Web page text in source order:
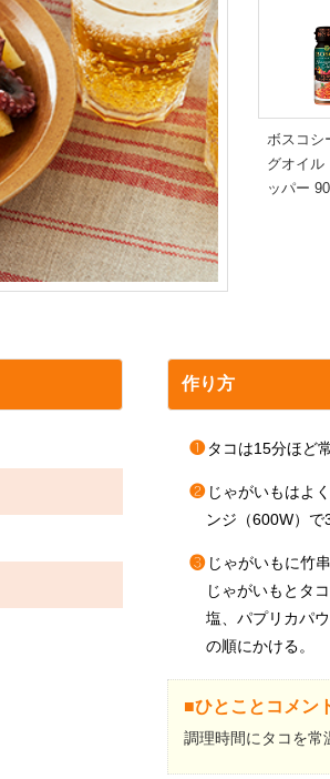
ボスコシ
グオイル
ッパー
作り方
❶ タコは15分ほど
❷ じゃがいもはよ
ンジ（600W）で
❸ じゃがいもに竹
じゃがいもとタ
塩、パプリカパ
の順にかける。
■ひとことコメン
調理時間にタコを常